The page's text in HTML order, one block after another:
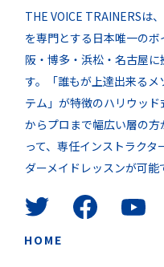
THE VOICE TRAINERSは
を専門とする日本唯一の
阪・博多・浜松・名古屋
す。「誰もが上達出来る
テム」が特徴のハリウッ
からプロまで幅広い層の
って、専任インストラク
ダーメイドレッスンが可能
HOME